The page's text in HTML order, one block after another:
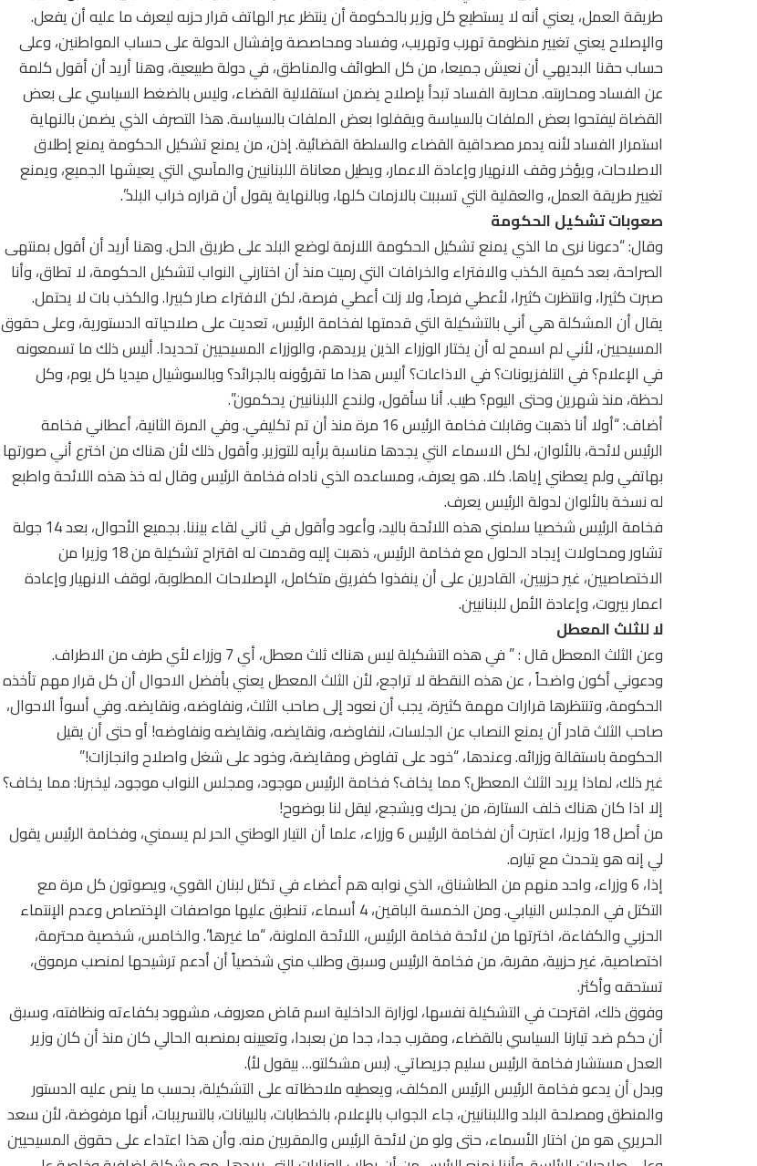
طريقة العمل، يعني أنه لا يستطيع كل وزير بالحكومة أن ينتظر عبر الهاتف قرار حزبه ليعرف ما عليه أن يفعل.
والإصلاح يعني تغيير منظومة تهرب وتهريب، وفساد ومحاصصة وإفشال الدولة على حساب المواطنين، وعلى
حساب حقنا البديهي أن نعيش جميعا، من كل الطوائف والمناطق، في دولة طبيعية، وهنا أريد أن أقول كلمة
عن الفساد ومحاربته. محاربة الفساد تبدأ بإصلاح يضمن استقلالية القضاء، وليس بالضغط السياسي على بعض
القضاة ليفتحوا بعض الملفات بالسياسة ويقفلوا بعض الملفات بالسياسة. هذا التصرف الذي يضمن بالنهاية
استمرار الفساد لأنه يدمر مصداقية القضاء والسلطة القضائية. إذن، من يمنع تشكيل الحكومة يمنع إطلاق
الاصلاحات، ويؤخر وقف الانهيار وإعادة الاعمار، ويطيل معاناة اللبنانيين والمآسي التي يعيشها الجميع، ويمنع
تغيير طريقة العمل، والعقلية التي تسببت بالازمات كلها، وبالنهاية يقول أن قراره خراب البلد”.
صعوبات تشكيل الحكومة
وقال: “دعونا نرى ما الذي يمنع تشكيل الحكومة اللازمة لوضع البلد على طريق الحل. وهنا أريد أن أقول بمنتهى
الصراحة، بعد كمية الكذب والافتراء والخرافات التي رميت منذ أن اختارني النواب لتشكيل الحكومة، لا تطاق، وأنا
صبرت كثيرا، وانتظرت كثيرا، لأعطي فرصاً، ولا زلت أعطي فرصة، لكن الافتراء صار كبيرا. والكذب بات لا يحتمل.
يقال أن المشكلة هي أني بالتشكيلة التي قدمتها لفخامة الرئيس، تعديت على صلاحياته الدستورية، وعلى حقوق
المسيحيين، لأني لم اسمح له أن يختار الوزراء الذين يريدهم، والوزراء المسيحيين تحديدا. أليس ذلك ما تسمعونه
في الإعلام؟ في التلفزيونات؟ في الاذاعات؟ أليس هذا ما تقرؤونه بالجرائد؟ وبالسوشيال ميديا كل يوم، وكل
لحظة، منذ شهرين وحتى اليوم؟ طيب. أنا سأقول، ولندع اللبنانيين يحكمون”.
أضاف: “أولا أنا ذهبت وقابلت فخامة الرئيس 16 مرة منذ أن تم تكليفي. وفي المرة الثانية، أعطاني فخامة
الرئيس لائحة، بالألوان، لكل الاسماء التي يجدها مناسبة برأيه للتوزير. وأقول ذلك لأن هناك من اخترع أني صورتها
بهاتفي ولم يعطني إياها. كلا. هو يعرف، ومساعده الذي ناداه فخامة الرئيس وقال له خذ هذه اللائحة واطبع
له نسخة بالألوان لدولة الرئيس يعرف.
فخامة الرئيس شخصيا سلمني هذه اللائحة باليد، وأعود وأقول في ثاني لقاء بيننا. بجميع الأحوال، بعد 14 جولة
تشاور ومحاولات إيجاد الحلول مع فخامة الرئيس، ذهبت إليه وقدمت له اقتراح تشكيلة من 18 وزيرا من
الاختصاصيين، غير حزبيين، القادرين على أن ينفذوا كفريق متكامل، الإصلاحات المطلوبة، لوقف الانهيار وإعادة
اعمار بيروت، وإعادة الأمل للبنانيين.
لا للثلث المعطل
وعن الثلث المعطل قال : ” في هذه التشكيلة ليس هناك ثلث معطل، أي 7 وزراء لأي طرف من الاطراف.
ودعوني أكون واضحاً ، عن هذه النقطة لا تراجع، لأن الثلث المعطل يعني بأفضل الاحوال أن كل قرار مهم تأخذه
الحكومة، وتنتظرها قرارات مهمة كثيرة، يجب أن نعود إلى صاحب الثلث، ونفاوضه، ونقايضه. وفي أسوأ الاحوال،
صاحب الثلث قادر أن يمنع النصاب عن الجلسات، لنفاوضه، ونقايضه، ونقايضه ونفاوضه! أو حتى أن يقيل
الحكومة باستقالة وزرائه. وعندها، “خود على تفاوض ومقايضة، وخود على شغل واصلاح وانجازات!”
غير ذلك، لماذا يريد الثلث المعطل؟ مما يخاف؟ فخامة الرئيس موجود، ومجلس النواب موجود، ليخبرنا: مما يخاف؟
إلا اذا كان هناك خلف الستارة، من يحرك ويشجع، ليقل لنا بوضوح!
من أصل 18 وزيرا، اعتبرت أن لفخامة الرئيس 6 وزراء، علما أن التيار الوطني الحر لم يسمني، وفخامة الرئيس يقول
لي إنه هو يتحدث مع تياره.
إذا، 6 وزراء، واحد منهم من الطاشناق، الذي نوابه هم أعضاء في تكتل لبنان القوي، ويصوتون كل مرة مع
التكتل في المجلس النيابي. ومن الخمسة الباقين، 4 أسماء، تنطبق عليها مواصفات الإختصاص وعدم الإنتماء
الحزبي والكفاءة، اخترتها من لائحة فخامة الرئيس، اللائحة الملونة، “ما غيرها”. والخامس، شخصية محترمة،
اختصاصية، غير حزبية، مقربة، من فخامة الرئيس وسبق وطلب مني شخصياً أن أدعم ترشيحها لمنصب مرموق،
تستحقه وأكثر.
وفوق ذلك، اقترحت في التشكيلة نفسها، لوزارة الداخلية اسم قاض معروف، مشهود بكفاءته ونظافته، وسبق
أن حكم ضد تيارنا السياسي بالقضاء، ومقرب جدا، جدا من بعبدا، وتعيينه بمنصبه الحالي كان منذ أن كان وزير
العدل مستشار فخامة الرئيس سليم جريصاتي. (بس مشكلتو… بيقول لأ).
وبدل أن يدعو فخامة الرئيس الرئيس المكلف، ويعطيه ملاحظاته على التشكيلة، بحسب ما ينص عليه الدستور
والمنطق ومصلحة البلد واللبنانيين، جاء الجواب بالإعلام، بالخطابات، بالبيانات، بالتسريبات، أنها مرفوضة، لأن سعد
الحريري هو من اختار الأسماء، حتى ولو من لائحة الرئيس والمقربين منه. وأن هذا اعتداء على حقوق المسيحيين